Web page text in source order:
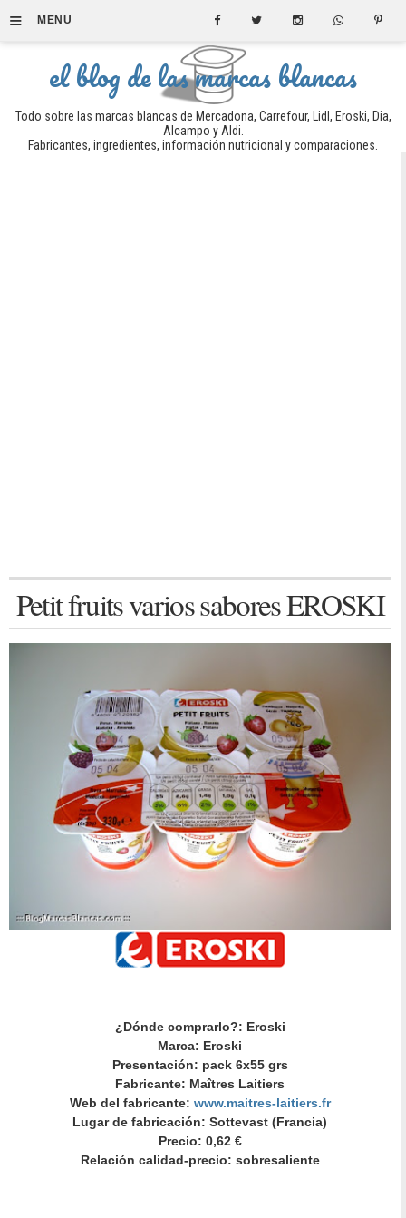
≡ MENU
el blog de las marcas blancas
Todo sobre las marcas blancas de Mercadona, Carrefour, Lidl, Eroski, Dia,
Alcampo y Aldi.
Fabricantes, ingredientes, información nutricional y comparaciones.
Petit fruits varios sabores EROSKI
¿Dónde comprarlo?: Eroski
Marca: Eroski
Presentación: pack 6x55 grs
Fabricante: Maîtres Laitiers
Web del fabricante: www.maitres-laitiers.fr
Lugar de fabricación: Sottevast (Francia)
Precio: 0,62 €
Relación calidad-precio: sobresaliente